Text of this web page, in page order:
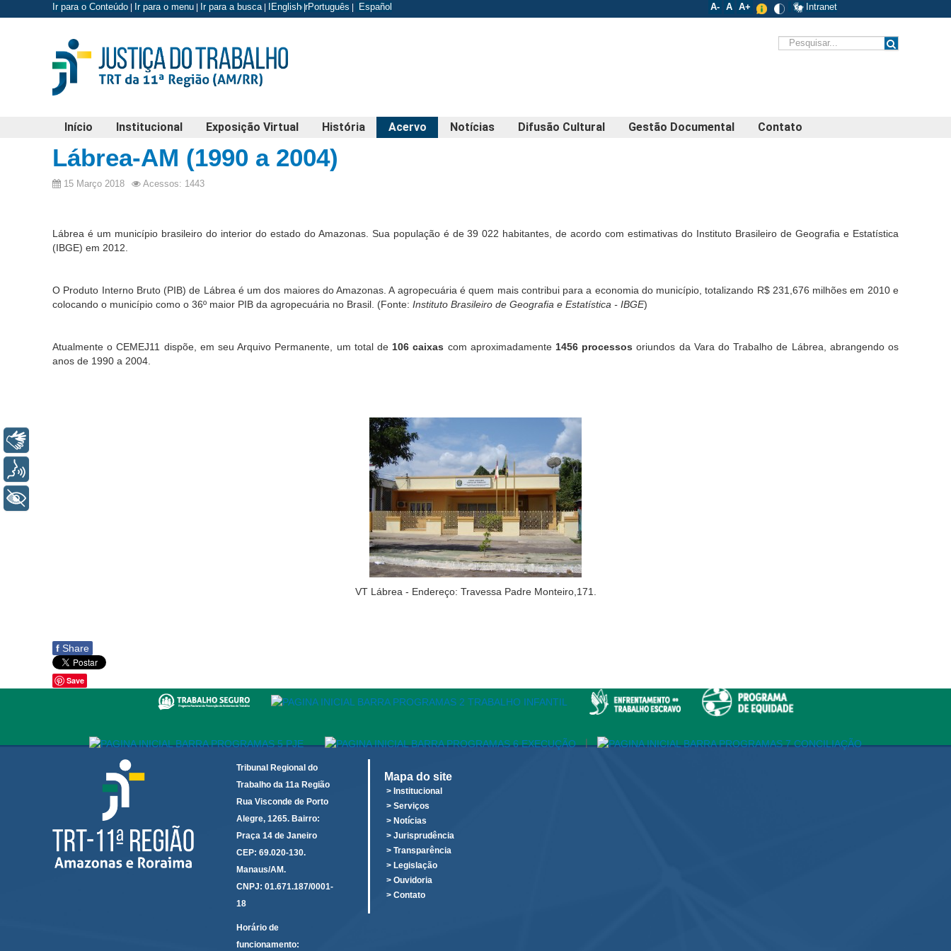
Ir para o Conteúdo Ir para o menu Ir para a busca| Ir para o rodapé
English|Português Español A- A A+ Intranet
Início Institucional Exposição Virtual História Acervo Notícias Difusão Cultural Gestão Documental Contato
Lábrea-AM (1990 a 2004)
15 Março 2018 Acessos: 1443
Lábrea é um município brasileiro do interior do estado do Amazonas. Sua população é de 39 022 habitantes, de acordo com estimativas do Instituto Brasileiro de Geografia e Estatística
(IBGE) em 2012.
O Produto Interno Bruto (PIB) de Lábrea é um dos maiores do Amazonas. A agropecuária é quem mais contribui para a economia do município, totalizando R$ 231,676 milhões em 2010 e
colocando o município como o 36º maior PIB da agropecuária no Brasil. (Fonte: Instituto Brasileiro de Geografia e Estatística - IBGE)
Atualmente o CEMEJ11 dispõe, em seu Arquivo Permanente, um total de 106 caixas com aproximadamente 1456 processos oriundos da Vara do Trabalho de Lábrea, abrangendo os
anos de 1990 a 2004.
VT Lábrea - Endereço: Travessa Padre Monteiro,171.
f Share
Save
|
Tribunal Regional do
Trabalho da 11a Região
Rua Visconde de Porto
Alegre, 1265. Bairro:
Praça 14 de Janeiro
CEP: 69.020-130.
Manaus/AM.
CNPJ: 01.671.187/0001-
18
Horário de
funcionamento:
Mapa do site
> Institucional
> Serviços
> Notícias
> Jurisprudência
> Transparência
> Legislação
> Ouvidoria
> Contato